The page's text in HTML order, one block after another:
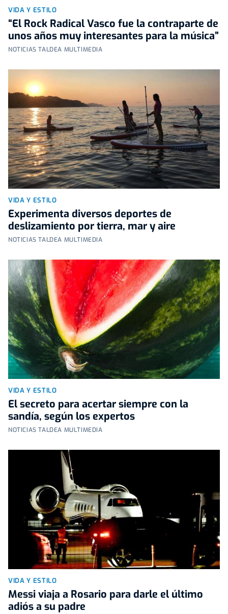
VIDA Y ESTILO
“El Rock Radical Vasco fue la contraparte de
unos años muy interesantes para la música”
NOTICIAS TALDEA MULTIMEDIA
VIDA Y ESTILO
Experimenta diversos deportes de
deslizamiento por tierra, mar y aire
NOTICIAS TALDEA MULTIMEDIA
VIDA Y ESTILO
El secreto para acertar siempre con la
sandía, según los expertos
NOTICIAS TALDEA MULTIMEDIA
VIDA Y ESTILO
Messi viaja a Rosario para darle el último
adiós a su padre